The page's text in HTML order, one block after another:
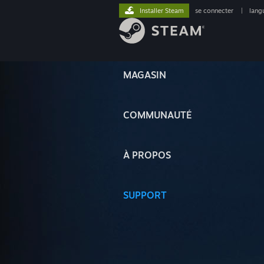
MAGASIN
COMMUNAUTÉ
À PROPOS
SUPPORT
Installer Steam se connecter